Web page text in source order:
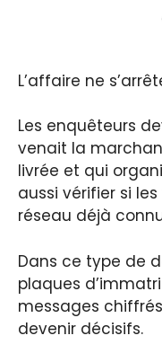
L’affaire ne
Les enquêteurs
venait la
livrée et qui
aussi vérifier si
réseau déjà
Dans ce type de
plaques
messages
devenir décisifs.